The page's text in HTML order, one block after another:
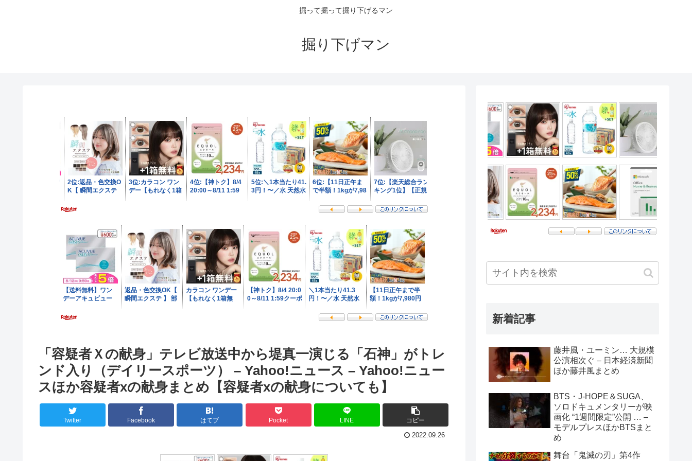
掘って掘って掘り下げるマン
掘り下げマン
「容疑者Ｘの献身」テレビ放送中から堤真一演じる「石神」がトレ
ンド入り（デイリースポーツ） – Yahoo!ニュース – Yahoo!ニュー
スほか容疑者xの献身まとめ【容疑者xの献身についても】
Twitter Facebook はてブ Pocket LINE コピー
2022.09.26
新着記事
藤井風・ユーミン… 大規模
公演相次ぐ – 日本経済新聞
ほか藤井風まとめ
BTS・J-HOPE＆SUGA、
ソロドキュメンタリーが映
画化 “1週間限定”公開 … –
モデルプレスほかBTSまと
め
舞台「鬼滅の刃」第4作